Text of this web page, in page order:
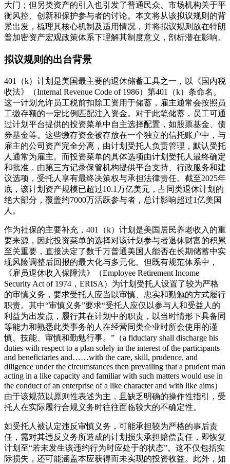
大门；但另类资产的引入也引发了普通民众、市场机构关于平
衡风控、创新和保护参与者的讨论。本文将从该拟议规则的背
景出发，梳理其核心机制及适用情况，并将拟议规则放在特朗
普加密资产宏观政策体系下理解其制度意义，剖析潜在影响。
拟议规则的出台背景
401（k）计划是美国最主要的退休储蓄工具之一，以《国内税
收法》（Internal Revenue Code of 1986）第401（k）条命名。
这一计划允许员工税前扣除工资用于储蓄，雇主通常会按照员
工缴存额的一定比例匹配注入资金。对于此笔储蓄，员工可通
过计划平台提供的投资菜单中自主选择配置，如股票基金、债
券基金等。这些缴存资金被存放在一个独立的信托账户中，与
雇主的公司资产完全分离，由计划受托人负责管理，默认受托
人通常为雇主。而投资菜单的具体选项由计划受托人最终确定
和批准，由第三方记录保管机构提供平台支持、行政服务和建
议选项，受托人享有最终决策权与承担法律责任。截至2025年
底，该计划资产规模已超过10.1万亿美元，占同类退休计划的
绝大部分，覆盖约7000万活跃参与者，总计影响超过1亿美国
人。
作为社保的主要补充，401（k）计划是美国居民养老收入的重
要来源，因此投资菜单的选择对该计划参与者退休财富的积累
至关重要，直接决定了数千万普通美国人能否在长期储蓄中实
现风险调整后回报的最大化与多元化。但既有规范体系中，
《雇员退休收入保障法》（Employee Retirement Income
Security Act of 1974，ERISA）为计划受托人设置了较为严格
的审慎义务，要求受托人应当以审慎、忠实和勤勉的方式履行
职责。其中“审慎义务”要求“受托人应仅以参与人和受益人的
利益为出发点，履行其在计划中的职责，以当时情形下具备同
等能力和熟悉此类事务的人在经营同类企业时所会使用的谨
慎、技能、审慎和勤勉行事。”（a fiduciary shall discharge his
duties with respect to a plan solely in the interest of the participants
and beneficiaries and……with the care, skill, prudence, and
diligence under the circumstances then prevailing that a prudent man
acting in a like capacity and familiar with such matters would use in
the conduct of an enterprise of a like character and with like aims）
由于该规范以原则性表述为主，且缺乏明确的操作性指引，受
托人在实际履行合规义务时往往面临较大的不确定性。
如受托人被认定违反审慎义务，可能承担较为严格的事后责
任，需对其违反义务所造成的计划损失承担赔偿责任，即恢复
计划至“若未发生该违约行为时应处于的状态”。这不仅包括实
际损失，还可能涵盖本应获得而未实现的投资收益。此外，如